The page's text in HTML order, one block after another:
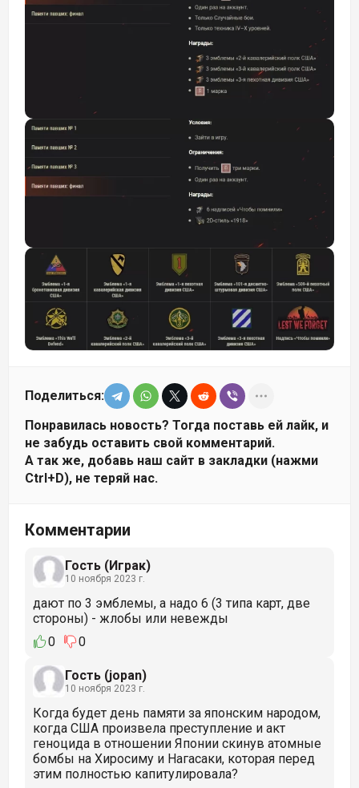
Поделиться:
Понравилась новость? Тогда поставь ей лайк, и
не забудь оставить свой комментарий.
А так же, добавь наш сайт в закладки (нажми
Ctrl+D), не теряй нас.
Комментарии
Гость (Играк)
10 ноября 2023 г.
дают по 3 эмблемы, а надо 6 (3 типа карт, две
стороны) - жлобы или невежды
0
0
Гость (jopan)
10 ноября 2023 г.
Когда будет день памяти за японским народом,
когда США произвела преступление и акт
геноцида в отношении Японии скинув атомные
бомбы на Хиросиму и Нагасаки, которая перед
этим полностью капитулировала?